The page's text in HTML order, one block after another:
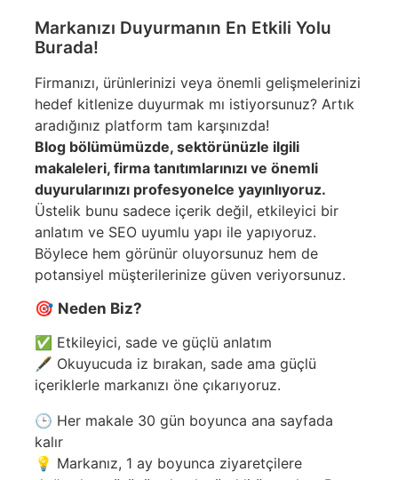
Markanızı Duyurmanın En Etkili Yolu
Burada!
Firmanızı, ürünlerinizi veya önemli gelişmelerinizi
hedef kitlenize duyurmak mı istiyorsunuz? Artık
aradığınız platform tam karşınızda!
Blog bölümümüzde, sektörünüzle ilgili
makaleleri, firma tanıtımlarınızı ve önemli
duyurularınızı profesyonelce yayınlıyoruz.
Üstelik bunu sadece içerik değil, etkileyici bir
anlatım ve SEO uyumlu yapı ile yapıyoruz.
Böylece hem görünür oluyorsunuz hem de
potansiyel müşterilerinize güven veriyorsunuz.
🎯 Neden Biz?
✅ Etkileyici, sade ve güçlü anlatım
🖋️ Okuyucuda iz bırakan, sade ama güçlü
içeriklerle markanızı öne çıkarıyoruz.
🕒 Her makale 30 gün boyunca ana sayfada
kalır
💡 Markanız, 1 ay boyunca ziyaretçilere